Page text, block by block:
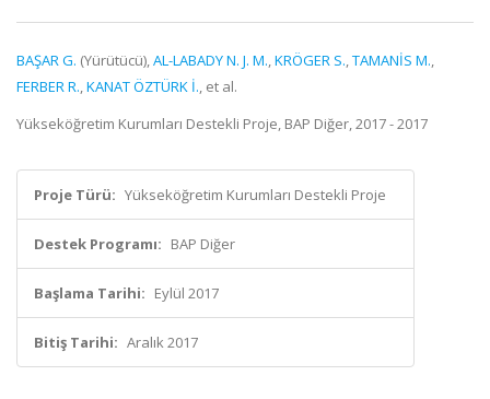
BAŞAR G. (Yürütücü),AL-LABADY N. J. M.,KRÖGER S.,TAMANİS M.,
FERBER R.,KANAT ÖZTÜRK İ., et al.
Yükseköğretim Kurumları Destekli Proje, BAP Diğer, 2017 - 2017
Proje Türü: Yükseköğretim Kurumları Destekli Proje
Destek Programı: BAP Diğer
Başlama Tarihi: Eylül 2017
Bitiş Tarihi: Aralık 2017